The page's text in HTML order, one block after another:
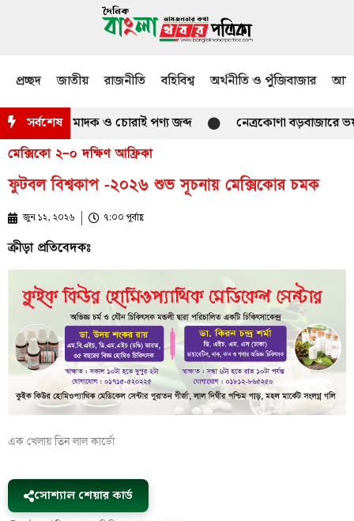
প্রচ্ছদ জাতীয় রাজনীতি বহিবিশ্ব অর্থনীতি ও পুঁজিবাজার
সর্বশেষ
ভারতীয় মাদক ও চোরাই পণ্য জব্দ নেত্রকোণা বড়বাজারে
মেক্সিকো ২–০ দক্ষিণ আফ্রিকা
ফুটবল বিশ্বকাপ -২০২৬ শুভ সূচনায় মেক্সিকোর চমক
জুন ১২, ২০২৬ ৭:০০ পূর্বাহ্ণ
ক্রীড়া প্রতিবেদকঃ
এক খেলায় তিন লাল কার্ডো
সোশ্যাল শেয়ার কার্ড